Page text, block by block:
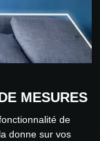
MESURES
de
donne sur vos